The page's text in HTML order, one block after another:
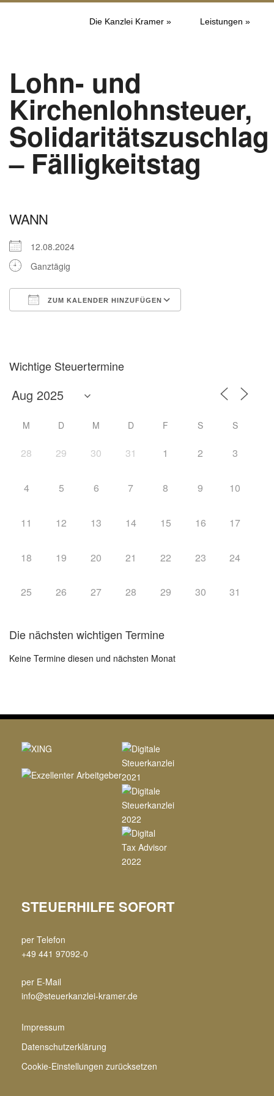
Die Kanzlei Kramer » Leistungen »
Lohn- und
Kirchenlohnsteuer,
Solidaritätszuschlag
– Fälligkeitstag
WANN
12.08.2024
Ganztägig
ZUM KALENDER HINZUFÜGEN
Wichtige Steuertermine
M D M D F S S
28 29 30 31 1 2 3
4 5 6 7 8 9 10
11 12 13 14 15 16 17
18 19 20 21 22 23 24
25 26 27 28 29 30 31
Die nächsten wichtigen Termine
Keine Termine diesen und nächsten Monat
STEUERHILFE SOFORT
per Telefon
+49 441 97092-0
per E-Mail
info@steuerkanzlei-kramer.de
Impressum
Datenschutzerklärung
Cookie-Einstellungen zurücksetzen